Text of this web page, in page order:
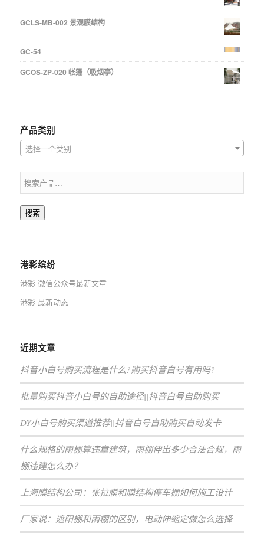
GCLS-MB-002 景观膜结构
GC-54
GCOS-ZP-020 帐篷（吸烟亭）
产品类别
选择一个类别
搜索
港彩缤纷
港彩-微信公众号最新文章
港彩-最新动态
近期文章
抖音小白号购买流程是什么?购买抖音白号有用吗?
批量购买抖音小白号的自助途径||抖音白号自助购买
DY小白号购买渠道推荐||抖音白号自助购买自动发卡
什么规格的雨棚算违章建筑，雨棚伸出多少合法合规，雨
棚违建怎么办？
上海膜结构公司：张拉膜和膜结构停车棚如何施工设计
厂家说：遮阳棚和雨棚的区别，电动伸缩定做怎么选择